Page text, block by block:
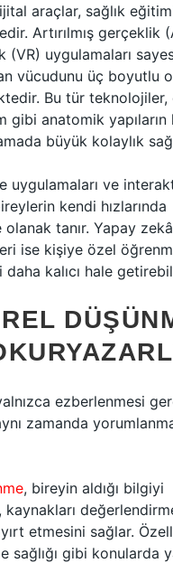
araçlar, sağlık
Artırılmış gerçeklik
(VR) uygulamaları
vücudunu üç boyutlu
Bu tür teknolojiler,
gibi anatomik yapıların
büyük kolaylık
uygulamaları ve
kendi hızlarında
tanır. Yapay
ise kişiye özel
kalıcı hale
ezberlenmesi
zamanda
, bireyin aldığı bilgiyi
kaynakları
etmesini sağlar.
sağlığı gibi konularda